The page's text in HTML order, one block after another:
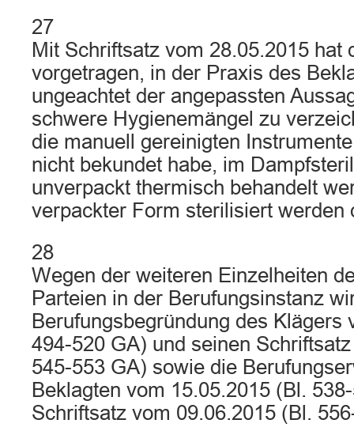
27
Mit Schriftsatz vom 28.05.2015 hat
vorgetragen, in der Praxis des
ungeachtet der angepassten
schwere Hygienemängel zu
die manuell gereinigten
nicht bekundet habe, im
unverpackt thermisch behandelt
verpackter Form sterilisiert werden
28
Wegen der weiteren Einzelheiten
Parteien in der Berufungsinstanz
Berufungsbegründung des Klägers
494-520 GA) und seinen
545-553 GA) sowie die
Beklagten vom 15.05.2015 (Bl.
Schriftsatz vom 09.06.2015 (Bl.